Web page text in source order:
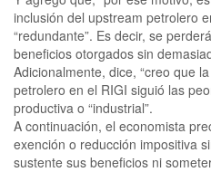
inclusión del upstream petrolero
“redundante”. Es decir, se
beneficios otorgados sin
Adicionalmente, dice, “creo que
petrolero en el RIGI siguió las
productiva o “industrial”.
A continuación, el economista
exención o reducción impositiva
sustente sus beneficios ni